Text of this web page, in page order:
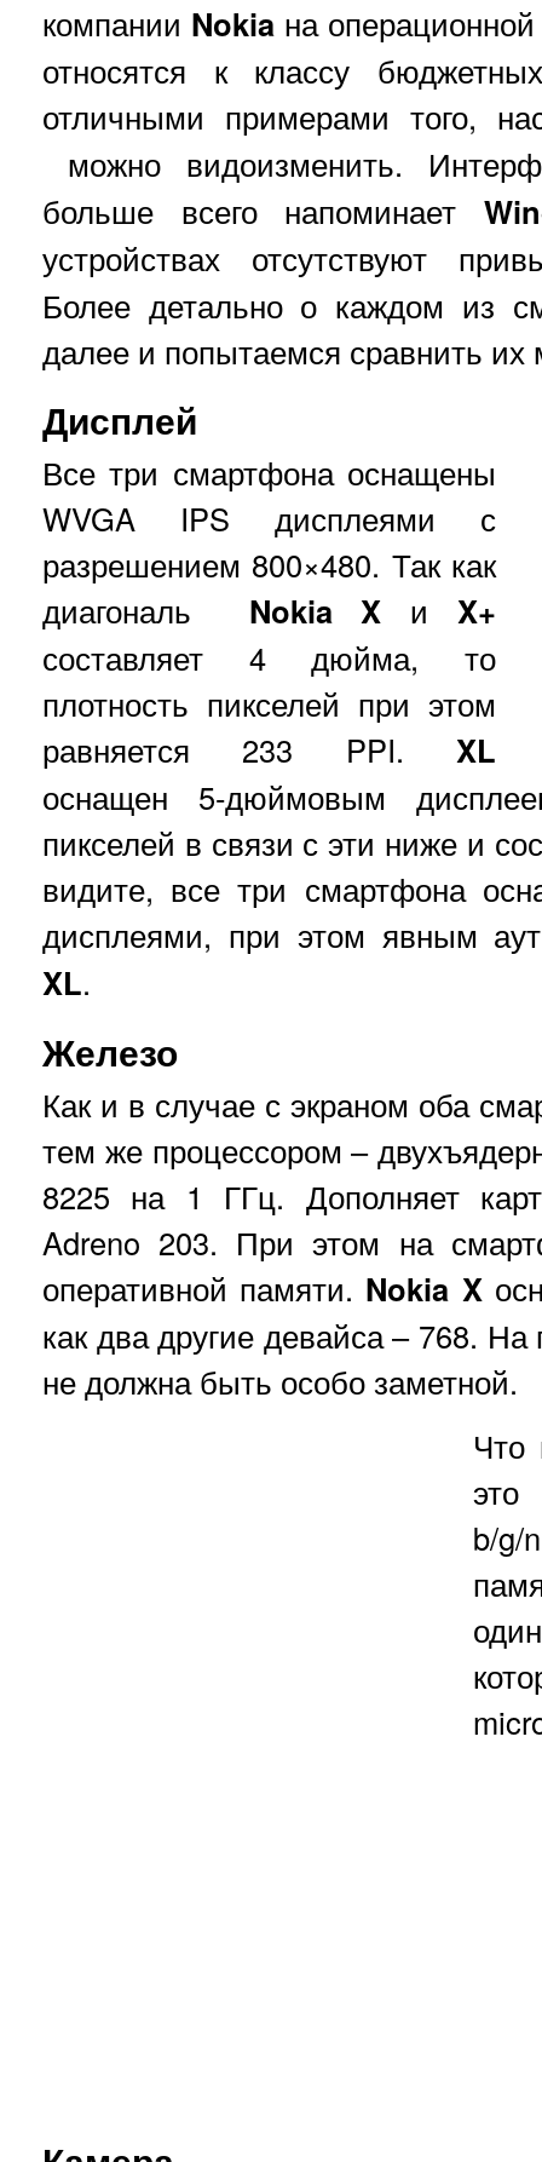
компании Nokia на
относятся к классу
отличными примерами того,
можно видоизменить.
больше всего напоминает
устройствах отсутствуют
Более детально о каждом из
далее и попытаемся сравнить их
Дисплей
Все три смартфона оснащены
WVGA IPS дисплеями с
разрешением 800×480. Так как
диагональ Nokia X и X+
составляет 4 дюйма, то
плотность пикселей при этом
равняется 233 PPI. XL
оснащен 5-дюймовым
пикселей в связи с эти ниже и
видите, все три смартфона
дисплеями, при этом явным
XL.
Железо
Как и в случае с экраном оба
тем же процессором –
8225 на 1 ГГц. Дополняет
Adreno 203. При этом на
оперативной памяти. Nokia X
как два другие девайса – 768. На
не должна быть особо заметной.
Что
это
b/g/